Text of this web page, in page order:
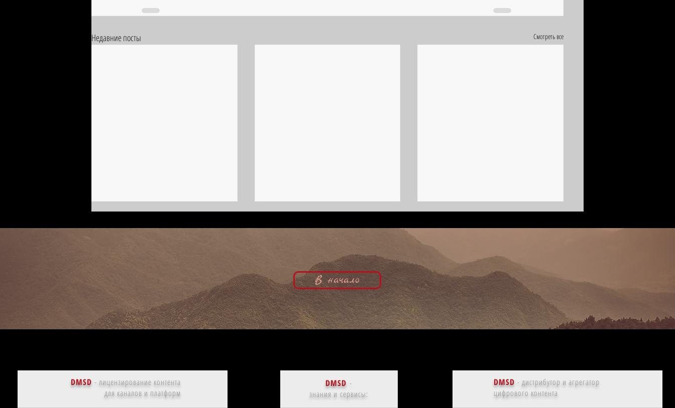
Недавние посты Смотреть все
Американская мадам из Москвы |
Евгения Леонтович, кинобиография
Вернувший фамилию к жизни |
Джордж Гейнс, кинобиография
Прима и BBC | Светлана Берёзова,
кинобиография
В начало
DMSD - лицензирование контента
для каналов и платформ
DMSD -
знания и сервисы:
DMSD - дистрибутор и агрегатор
цифрового контента